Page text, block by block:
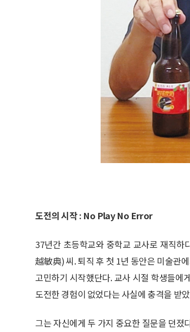
도전의 시작 : No Play No Error
37년간 초등학교와 중학교 교사로 재직
越敏典) 씨. 퇴직 후 첫 1년 동안은 미술관
고민하기 시작했단다. 교사 시절 학생들에
도전한 경험이 없었다는 사실에 충격을 받
그는 자신에게 두 가지 중요한 질문을 던졌